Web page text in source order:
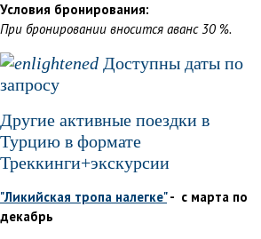
Условия бронирования:
При бронировании вносится аванс 30 %.
Доступны даты по
запросу
Другие активные поездки в
Турцию в формате
Треккинги+экскурсии
"Ликийская тропа налегке"- с марта по
декабрь